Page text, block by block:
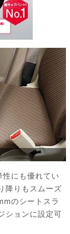
にも優れてい
降りもスムーズ
のシートスラ
ションに設定可